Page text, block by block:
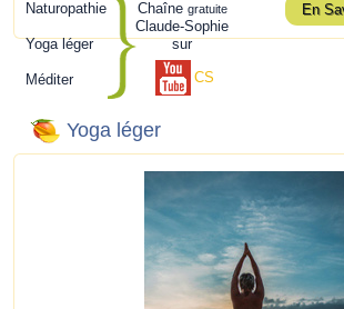
Naturopathie
Yoga léger
Méditer
Chaîne gratuite
Claude-Sophie
sur
CS
En
Yoga léger